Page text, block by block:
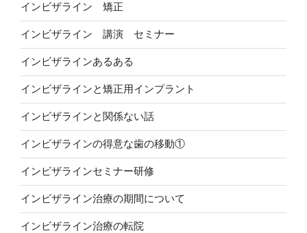
インビザライン 矯正
インビザライン 講演 セミナー
インビザラインあるある
インビザラインと矯正用インプラント
インビザラインと関係ない話
インビザラインの得意な歯の移動①
インビザラインセミナー研修
インビザライン治療の期間について
インビザライン治療の転院